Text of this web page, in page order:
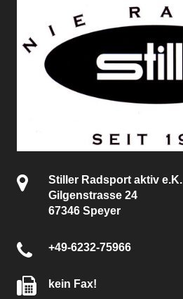
Stiller Radsport aktiv e.K.
Gilgenstrasse 24
67346 Speyer
+49-6232-75966
kein Fax!